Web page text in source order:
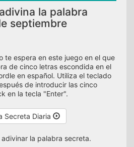
la palabra
septiembre
te espera en este juego en el que
de cinco letras escondida en el
en español. Utiliza el teclado
de introducir las cinco
en la tecla "Enter".
Secreta Diaria
la palabra secreta.